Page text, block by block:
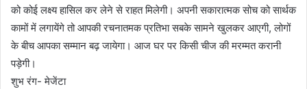
को कोई लक्ष्य हासिल कर लेने से राहत मिलेगी। अपनी सकारात्मक सोच को सार्थक
कामों में लगायेंगे तो आपकी रचनातमक प्रतिभा सबके सामने खुलकर आएगी, लोगों
के बीच आपका सम्मान बढ़ जायेगा। आज घर पर किसी चीज की मरम्मत करानी
पड़ेगी।
शुभ रंग- मेजेंटा